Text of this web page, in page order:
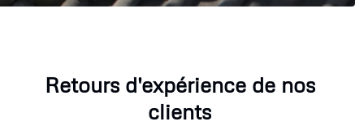
Retours d'expérience de nos
clients